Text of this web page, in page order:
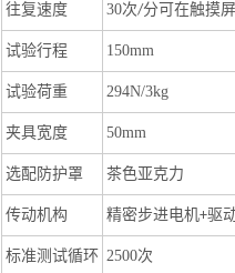
往复速度 30次/分 可在触摸
试验行程 150mm
试验荷重 294N/3kg
夹具宽度 50mm
选配防护罩 茶色亚克力
传动机构 精密步进电机+驱
标准测试循环 2500次